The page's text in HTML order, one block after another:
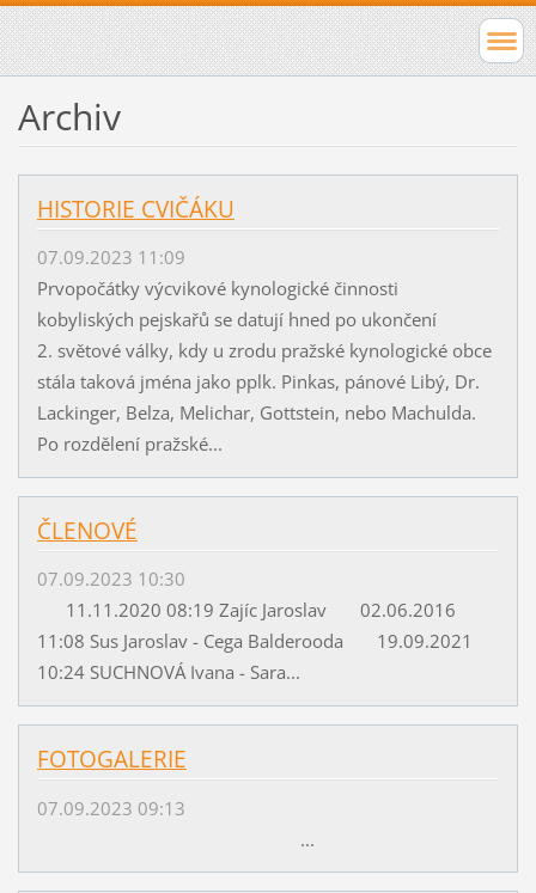
Archiv
HISTORIE CVIČÁKU
07.09.2023 11:09
Prvopočátky výcvikové kynologické činnosti
kobyliských pejskařů se datují hned po ukončení
2. světové války, kdy u zrodu pražské kynologické obce
stála taková jména jako pplk. Pinkas, pánové Libý, Dr.
Lackinger, Belza, Melichar, Gottstein, nebo Machulda.
Po rozdělení pražské...
ČLENOVÉ
07.09.2023 10:30
11.11.2020 08:19 Zajíc Jaroslav 02.06.2016
11:08 Sus Jaroslav - Cega Balderooda 19.09.2021
10:24 SUCHNOVÁ Ivana - Sara...
FOTOGALERIE
07.09.2023 09:13
...